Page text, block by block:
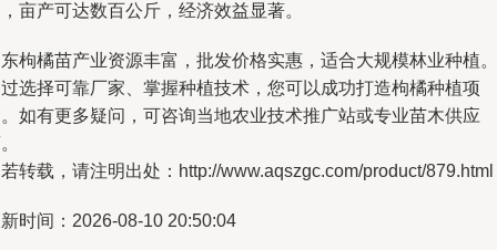
亩产可达数百公斤，经济效益显著。
枸橘苗产业资源丰富，批发价格实惠，适合大规模林业种植。
选择可靠厂家、掌握种植技术，您可以成功打造枸橘种植项
如有更多疑问，可咨询当地农业技术推广站或专业苗木供应
转载，请注明出处：http://www.aqszgc.com/product/879.html
时间：2026-08-10 20:50:04